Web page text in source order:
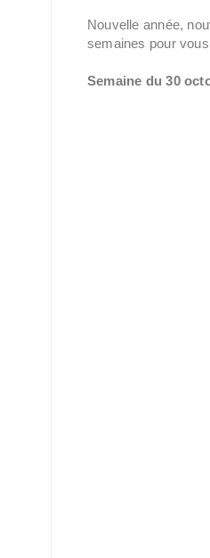
Nouvelle année,
semaines pour
Semaine du 30